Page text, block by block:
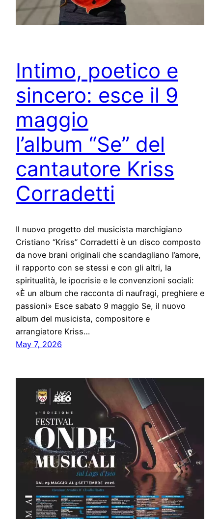
Intimo, poetico e
sincero: esce il 9
maggio
l’album “Se” del
cantautore Kriss
Corradetti
Il nuovo progetto del musicista marchigiano
Cristiano “Kriss” Corradetti è un disco composto
da nove brani originali che scandagliano l’amore,
il rapporto con se stessi e con gli altri, la
spiritualità, le ipocrisie e le convenzioni sociali:
«È un album che racconta di naufragi, preghiere e
passioni» Esce sabato 9 maggio Se, il nuovo
album del musicista, compositore e
arrangiatore Kriss…
May 7, 2026